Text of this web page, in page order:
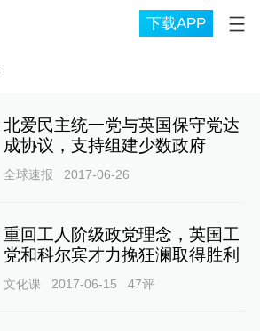
下载APP
北爱民主统一党与英国保守党达
成协议，支持组建少数政府
全球速报 2017-06-26
重回工人阶级政党理念，英国工
党和科尔宾才力挽狂澜取得胜利
文化课 2017-06-15 47评